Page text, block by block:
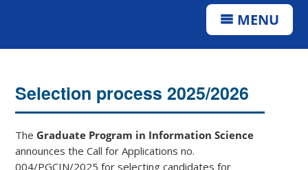
MENU
Selection process 2025/2026
The Graduate Program in Information Science
announces the Call for Applications no.
004/PGCIN/2025 for selecting candidates for